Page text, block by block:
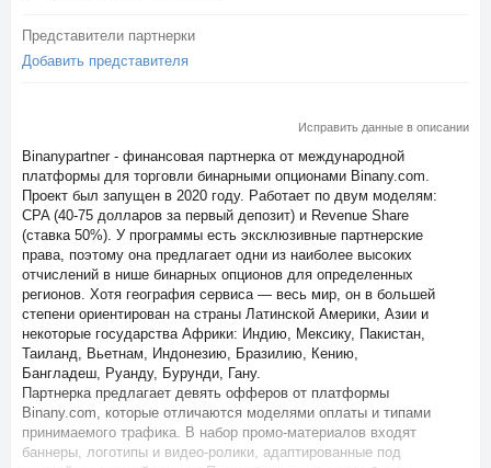
Представители партнерки
Добавить представителя
Исправить данные в описании
Binanypartner - финансовая партнерка от международной
платформы для торговли бинарными опционами Binany.com.
Проект был запущен в 2020 году. Работает по двум моделям:
CPA (40-75 долларов за первый депозит) и Revenue Share
(ставка 50%). У программы есть эксклюзивные партнерские
права, поэтому она предлагает одни из наиболее высоких
отчислений в нише бинарных опционов для определенных
регионов. Хотя география сервиса — весь мир, он в большей
степени ориентирован на страны Латинской Америки, Азии и
некоторые государства Африки: Индию, Мексику, Пакистан,
Таиланд, Вьетнам, Индонезию, Бразилию, Кению,
Бангладеш, Руанду, Бурунди, Гану.
Партнерка предлагает девять офферов от платформы
Binany.com, которые отличаются моделями оплаты и типами
принимаемого трафика. В набор промо-материалов входят
баннеры, логотипы и видео-ролики, адаптированные под